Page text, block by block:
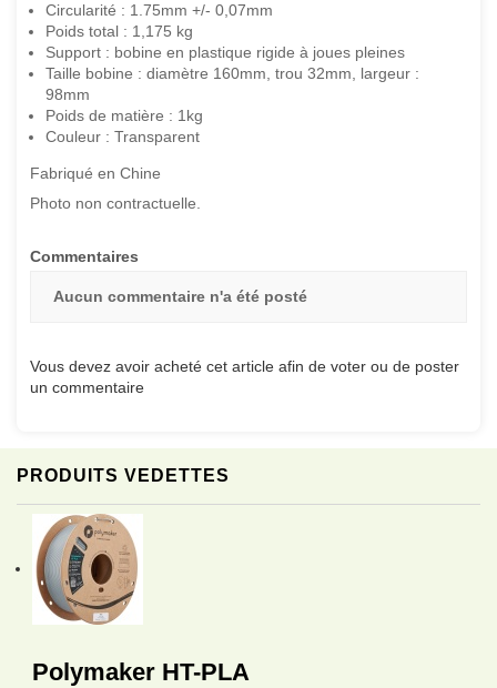
PRODUITS VEDETTES
Polymaker HT-PLA
Circularité : 1.75mm +/- 0,07mm
Poids total : 1,175 kg
Support : bobine en plastique rigide à joues pleines
Taille bobine : diamètre 160mm, trou 32mm, largeur :
98mm
Poids de matière : 1kg
Couleur : Transparent
Fabriqué en Chine
Photo non contractuelle.
Commentaires
Aucun commentaire n'a été posté
Vous devez avoir acheté cet article afin de voter ou de poster
un commentaire